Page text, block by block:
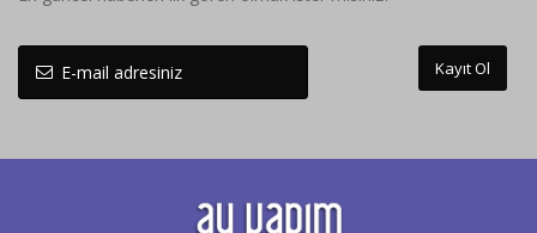
Kayıt Ol